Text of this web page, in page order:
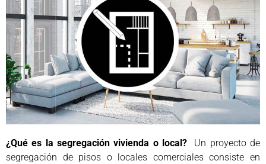
¿Qué es la segregación vivienda o local?Un proyecto de
segregación de pisos o locales comerciales consiste en